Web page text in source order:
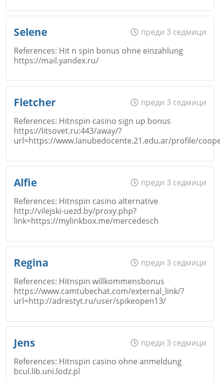
Откажи
Откажи
Email
Откажи
Email
Коментар*
Откажи
Selene
преди 3 седмици
References: Hit n spin bonus ohne einzahlung
https://mail.yandex.ru/
Email
Коментар*
Fletcher
преди 3 седмици
References: Hitnspin casino sign up bonus
https://litsovet.ru:443/away/?
url=https://www.lanubedocente.21.edu.ar/profile/
Коментар*
Alfie
преди 3 седмици
References: Hitnspin casino alternative
http://vilejski-uezd.by/proxy.php?
link=https://mylinkbox.me/mercedesch
Email
Коментар*
Regina
преди 3 седмици
References: Hitnspin willkommensbonus
https://www.camtubechat.com/external_link/?
url=http://adrestyt.ru/user/spikeopen13/
Jens
преди 3 седмици
References: Hitnspin casino ohne anmeldung
bcul.lib.uni.lodz.pl